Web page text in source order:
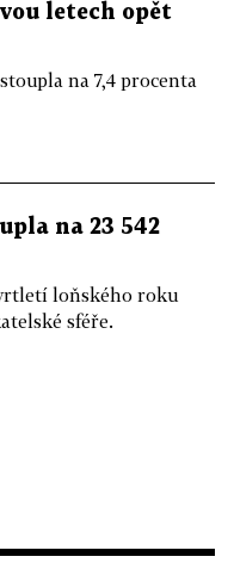
letech opět
na 7,4 procenta
na 23 542
loňského roku
sféře.